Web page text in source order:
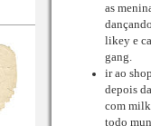
as
likey e
gang.
ir ao
depois
com
todo